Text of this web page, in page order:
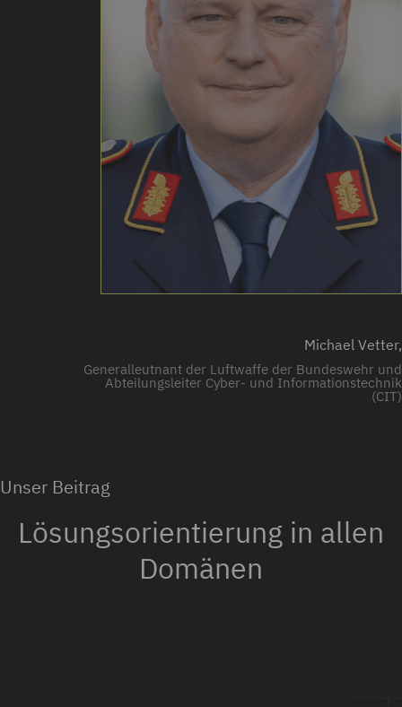
Michael Vetter,
Generalleutnant der Luftwaffe der Bundeswehr und
Abteilungsleiter Cyber- und Informationstechnik
(CIT)
Unser Beitrag
Lösungsorientierung in allen
Domänen